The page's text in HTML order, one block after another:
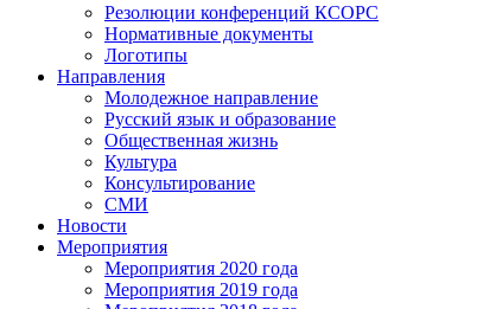
Резолюции конференций КСОРС
Нормативные документы
Логотипы
Направления
Молодежное направление
Русский язык и образование
Общественная жизнь
Культура
Консультирование
СМИ
Новости
Мероприятия
Мероприятия 2020 года
Мероприятия 2019 года